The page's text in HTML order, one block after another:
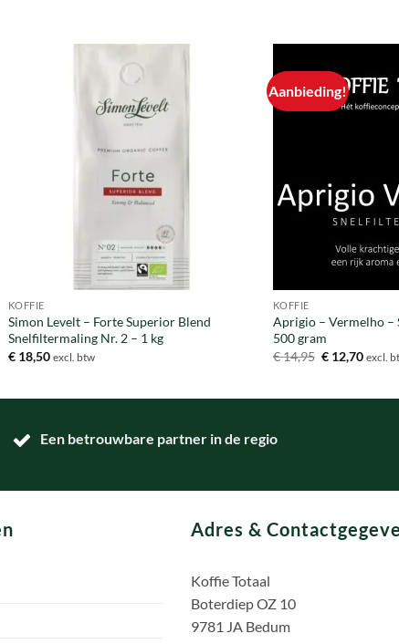
KOFFIE
Simon Levelt – Forte Superior Blend
Snelfiltermaling Nr. 2 – 1 kg
€18,50 excl. btw
Aanbieding!
KOFFIE
Aprigio – Vermelho –
500 gram
€14,95
prijs
€ 12,70 excl.
Een betrouwbare partner in de regio
Adres &
Koffie Totaal
Boterdiep OZ 10
9781 JA Bedum